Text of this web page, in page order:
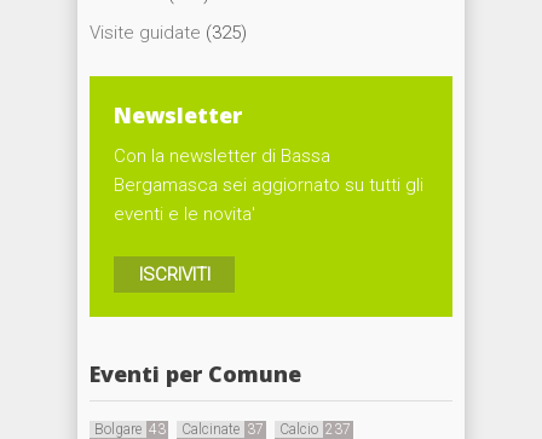
Visite guidate (325)
Newsletter
Con la newsletter di Bassa
Bergamasca sei aggiornato su tutti gli
eventi e le novita'
ISCRIVITI
Eventi per Comune
Bolgare 43 Calcinate 37 Calcio 237